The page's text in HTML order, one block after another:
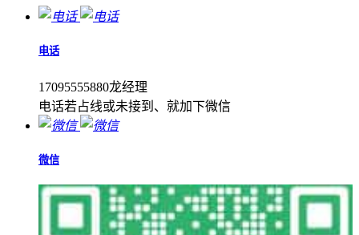
电话
17095555880龙经理
电话若占线或未接到、就加下微信
微信